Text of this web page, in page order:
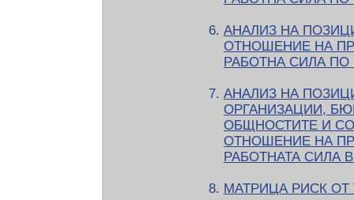
АНАЛИЗ НА
ОТНОШЕНИЕ НА
РАБОТНА СИЛА ПО
АНАЛИЗ НА
ОРГАНИЗАЦИИ,
ОБЩНОСТИТЕ И
ОТНОШЕНИЕ НА
РАБОТНАТА СИЛА
МАТРИЦА РИСК ОТ